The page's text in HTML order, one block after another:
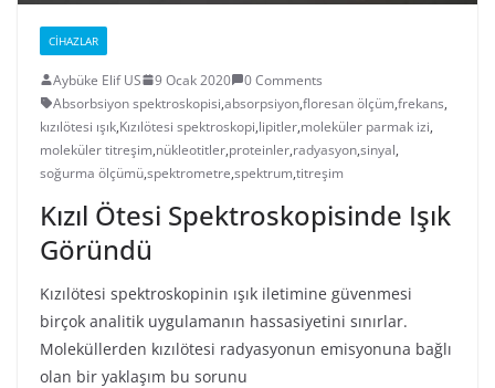
CIHAZLAR
Aybüke Elif US 9 Ocak 2020
0 Comments
Absorbsiyon spektroskopisi,absorpsiyon,floresan ölçüm,frekans,
kızılötesi ışık,Kızılötesi spektroskopi,lipitler,moleküler parmak izi,
moleküler titreşim,nükleotitler,proteinler,radyasyon,sinyal,
soğurma ölçümü,spektrometre,spektrum,titreşim
Kızıl Ötesi Spektroskopisinde Işık
Göründü
Kızılötesi spektroskopinin ışık iletimine güvenmesi
birçok analitik uygulamanın hassasiyetini sınırlar.
Moleküllerden kızılötesi radyasyonun emisyonuna bağlı
olan bir yaklaşım bu sorunu